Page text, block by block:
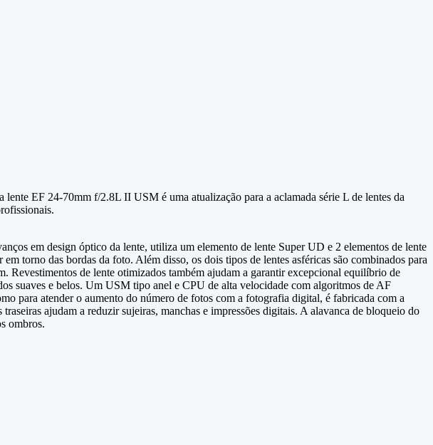
EF 24-70mm f/2.8L II USM é uma atualização para a aclamada série L de lentes da
em design óptico da lente, utiliza um elemento de lente Super UD e 2 elementos de lente
torno das bordas da foto. Além disso, os dois tipos de lentes asféricas são combinados para
Revestimentos de lente otimizados também ajudam a garantir excepcional equilíbrio de
suaves e belos. Um USM tipo anel e CPU de alta velocidade com algoritmos de AF
para atender o aumento do número de fotos com a fotografia digital, é fabricada com a
ajudam a reduzir sujeiras, manchas e impressões digitais. A alavanca de bloqueio do
ombros.